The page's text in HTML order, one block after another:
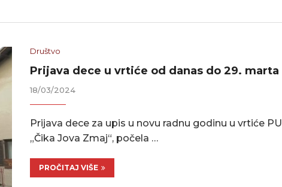
Društvo
Prijava dece u vrtiće od danas do 29. marta
18/03/2024
Prijava dece za upis u novu radnu godinu u vrtiće PU
„Čika Jova Zmaj“, počela …
PROČITAJ VIŠE